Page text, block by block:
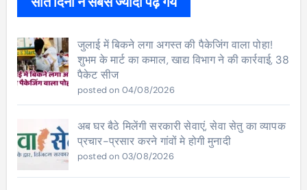
जुलाई में बिकने लगा अगस्त की पैकेजिंग वाला पोहा!
शुभम के मार्ट का कमाल, खाद्य विभाग ने की कार्रवाई, 38
पैकेट सीज
posted on 04/08/2026
अब घर बैठे मिलेंगी सरकारी सेवाएं, सेवा सेतु का व्यापक
प्रचार-प्रसार करने गांवों मे होगी मुनादी
posted on 03/08/2026